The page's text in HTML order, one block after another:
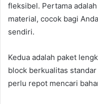
fleksibel. Pertama
material, cocok bagi
sendiri.
Kedua adalah paket
block berkualitas
perlu repot mencari